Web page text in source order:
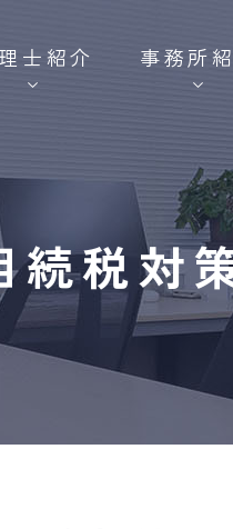
士紹介 事務所
続税対